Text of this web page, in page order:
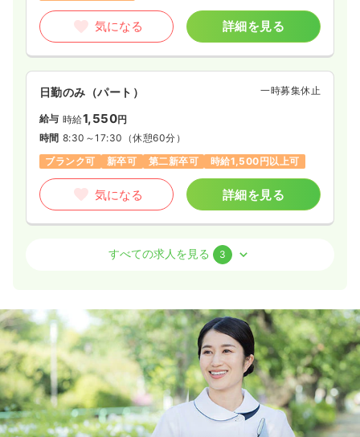
気になる 詳細を見る
日勤のみ（パート） 一時募集休止
給与 時給1,550円
時間 8:30～17:30 （休憩60分）
ブランク可
新卒可 第二新卒可 時給1,500円以上可
気になる 詳細を見る
正・准看護師
給与 24.5万円/月 賞与3ヶ月
※経験10年の例
時間
7:30～16:30
担当業務未経験可
第二新卒可 月給33万円以上可
気になる 詳細を見る
すべての求人を見る 3